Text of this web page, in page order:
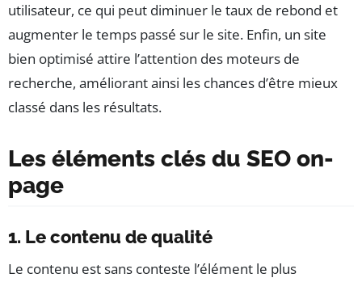
utilisateur, ce qui peut diminuer le taux de rebond et
augmenter le temps passé sur le site. Enfin, un site
bien optimisé attire l’attention des moteurs de
recherche, améliorant ainsi les chances d’être mieux
classé dans les résultats.
Les éléments clés du SEO on-
page
1. Le contenu de qualité
Le contenu est sans conteste l’élément le plus